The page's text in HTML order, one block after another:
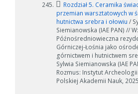
245.
Rozdział 5. Ceramika
przemian warsztatowych w
hutnictwa srebra i ołowiu /
Siemianowska (IAE PAN) // W:
Późnośredniowieczna
Górniczej-Łośnia jako
górnictwem i hutnictwem
Sylwia Siemianowska (IAE
Rozmus: Instytut
Polskiej Akademii Nauk,